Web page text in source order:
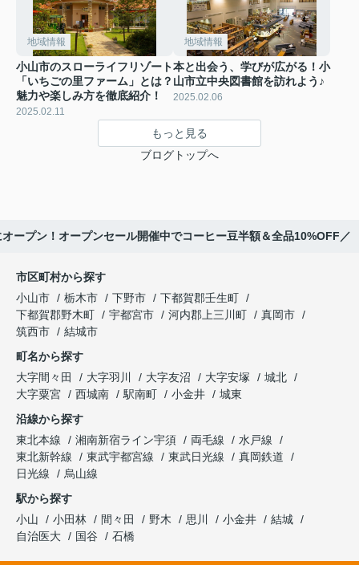
地域情報
小山市のスローライフリゾート
「いちごの里ファーム」とは？
魅力や楽しみ方を徹底紹介！
2025.02.11
地域情報
本と出会う、学びが広がる！小
山市立中央図書館を訪れよう♪
2025.02.06
もっと見る
ブログトップへ
ープン！オープンセール開催中でコーヒー豆半額＆全品10%OFF／
市区町村から探す
小山市
栃木市 下野市
下都賀郡壬生町
下都賀郡野木町
宇都宮市 河内郡上三川町
真岡市
筑西市
結城市
町名から探す
大字間々田
大字羽川 大字友沼 大字安塚
城北
大字粟宮
西城南 駅南町 小金井
城東
沿線から探す
東北本線
湘南新宿ライン宇須 両毛線
水戸線
東北新幹線
東武宇都宮線 東武日光線
真岡鉄道
日光線
烏山線
駅から探す
小山
小田林 間々田 野木 思川 小金井
結城
自治医大
国谷 石橋